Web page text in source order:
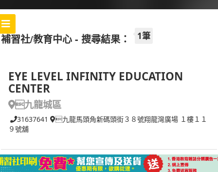
補習社/教育中心 - 搜尋結果： 1筆
EYE LEVEL INFINITY EDUCATION
CENTER
九龍城區
31637641
九龍馬頭角新碼頭街３８號翔龍灣廣場 １樓１１
９號舖